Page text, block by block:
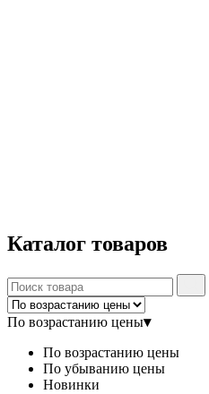
Каталог товаров
По возрастанию цены▾
По возрастанию цены
По убыванию цены
Новинки